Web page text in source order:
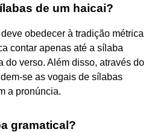
de um haicai?
obedecer à tradição métrica
contar apenas até a sílaba
do verso. Além disso, através do
se as vogais de sílabas
a pronúncia.
gramatical?